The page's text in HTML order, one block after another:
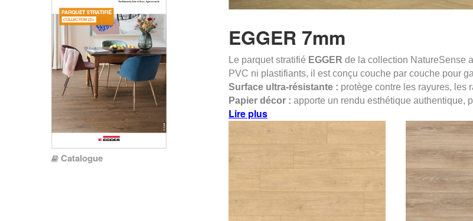
Catalogue
EGGER 7mm
Le parquet stratifié EGGER de la collection NatureSense
PVC ni plastifiants, il est conçu couche par couche pour
Surface ultra-résistante : protège contre les rayures, les
Papier décor : apporte un rendu esthétique authentique,
Lire plus